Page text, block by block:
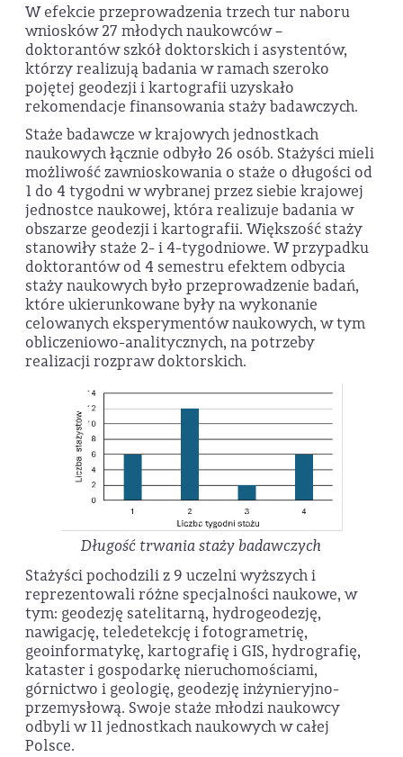
W efekcie przeprowadzenia trzech tur naboru
wniosków 27 młodych naukowców –
doktorantów szkół doktorskich i asystentów,
którzy realizują badania w ramach szeroko
pojętej geodezji i kartografii uzyskało
rekomendacje finansowania staży badawczych.
Staże badawcze w krajowych jednostkach
naukowych łącznie odbyło 26 osób. Stażyści mieli
możliwość zawnioskowania o staże o długości od
1 do 4 tygodni w wybranej przez siebie krajowej
jednostce naukowej, która realizuje badania w
obszarze geodezji i kartografii. Większość staży
stanowiły staże 2- i 4-tygodniowe. W przypadku
doktorantów od 4 semestru efektem odbycia
staży naukowych było przeprowadzenie badań,
które ukierunkowane były na wykonanie
celowanych eksperymentów naukowych, w tym
obliczeniowo-analitycznych, na potrzeby
realizacji rozpraw doktorskich.
Długość trwania staży badawczych
Stażyści pochodzili z 9 uczelni wyższych i
reprezentowali różne specjalności naukowe, w
tym: geodezję satelitarną, hydrogeodezję,
nawigację, teledetekcję i fotogrametrię,
geoinformatykę, kartografię i GIS, hydrografię,
kataster i gospodarkę nieruchomościami,
górnictwo i geologię, geodezję inżynieryjno-
przemysłową. Swoje staże młodzi naukowcy
odbyli w 11 jednostkach naukowych w całej
Polsce.